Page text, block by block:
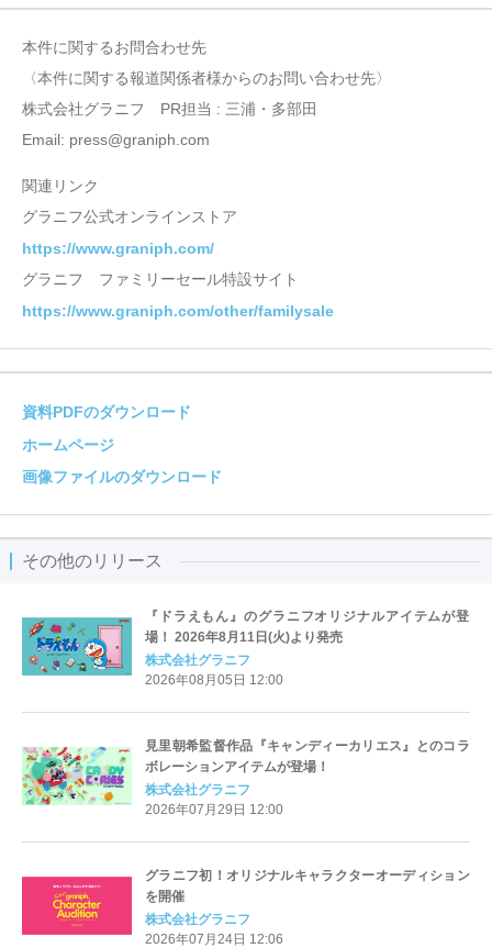
本件に関するお問合わせ先
〈本件に関する報道関係者様からのお問い合わせ先〉
株式会社グラニフ PR担当 : 三浦・多部田
Email: press@graniph.com
関連リンク
グラニフ公式オンラインストア
https://www.graniph.com/
グラニフ ファミリーセール特設サイト
https://www.graniph.com/other/familysale
資料PDFのダウンロード
ホームページ
画像ファイルのダウンロード
その他のリリース
『ドラえもん』のグラニフオリジナルアイテムが登
場！ 2026年8月11日(火)より発売
株式会社グラニフ
2026年08月05日 12:00
見里朝希監督作品『キャンディーカリエス』とのコラ
ボレーションアイテムが登場！
株式会社グラニフ
2026年07月29日 12:00
グラニフ初！オリジナルキャラクターオーディション
を開催
株式会社グラニフ
2026年07月24日 12:06